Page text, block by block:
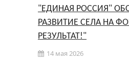
"ЕДИНАЯ РОССИЯ"
РАЗВИТИЕ СЕЛА НА
РЕЗУЛЬТАТ!"
14 мая 2026